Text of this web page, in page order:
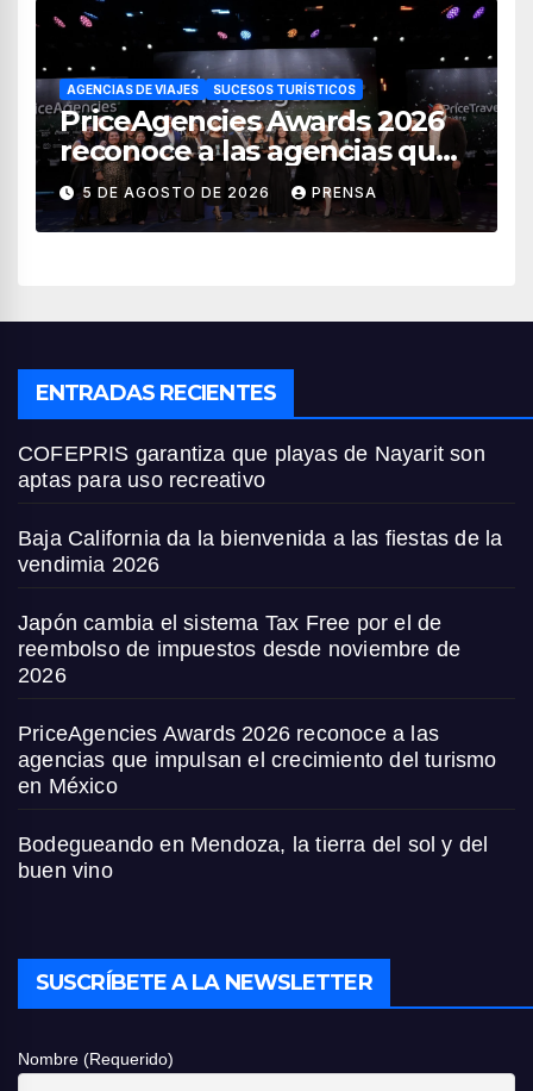
AGENCIAS DE VIAJES SUCESOS TURÍSTICOS
PriceAgencies Awards 2026
reconoce a las agencias que
impulsan el crecimiento del
turismo en México
5 DE AGOSTO DE 2026 PRENSA
ENTRADAS RECIENTES
COFEPRIS garantiza que playas de Nayarit son
aptas para uso recreativo
Baja California da la bienvenida a las fiestas de la
vendimia 2026
Japón cambia el sistema Tax Free por el de
reembolso de impuestos desde noviembre de
2026
PriceAgencies Awards 2026 reconoce a las
agencias que impulsan el crecimiento del turismo
en México
Bodegueando en Mendoza, la tierra del sol y del
buen vino
SUSCRÍBETE A LA NEWSLETTER
Nombre (Requerido)